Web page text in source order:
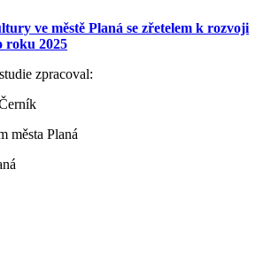
ve městě Planá se zřetelem k rozvoji
roku 2025
zpracoval:
města Planá